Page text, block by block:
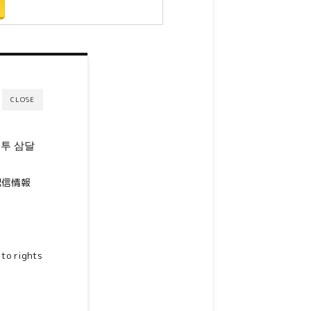
CLOSE
삼달
情報
to rights